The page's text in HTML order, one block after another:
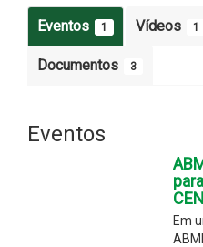
Eventos 1 Vídeos 1
Documentos 3
Eventos
Em